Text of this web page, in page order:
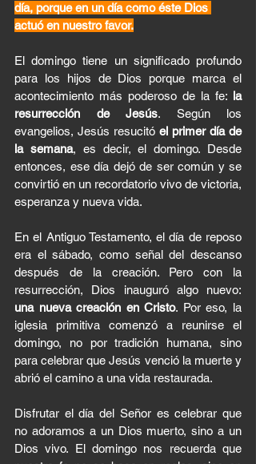
día, porque en un día como éste Dios
actuó en nuestro favor.
El domingo tiene un significado profundo
para los hijos de Dios porque marca el
acontecimiento más poderoso de la fe: la
resurrección de Jesús. Según los
evangelios, Jesús resucitó el primer día de
la semana, es decir, el domingo. Desde
entonces, ese día dejó de ser común y se
convirtió en un recordatorio vivo de victoria,
esperanza y nueva vida.
En el Antiguo Testamento, el día de reposo
era el sábado, como señal del descanso
después de la creación. Pero con la
una nueva creación en Cristo. Por eso, la
iglesia primitiva comenzó a reunirse el
domingo, no por tradición humana, sino
para celebrar que Jesús venció la muerte y
abrió el camino a una vida restaurada.
Disfrutar el día del Señor es celebrar que
no adoramos a un Dios muerto, sino a un
Dios vivo. El domingo nos recuerda que